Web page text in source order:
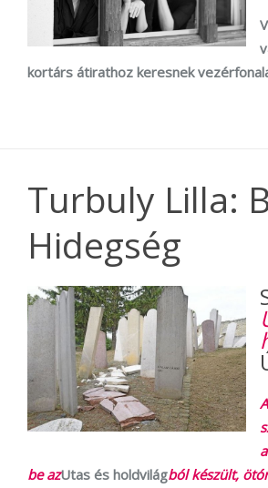
kortárs átirathoz keresnek
Turbuly Lilla:
Hidegség
be azUtas és holdvilágból készült,